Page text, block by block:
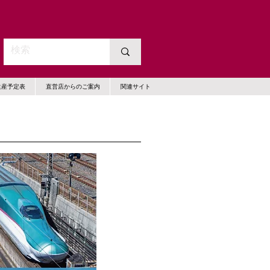
産予定表 直営店からのご案内 関連サイト